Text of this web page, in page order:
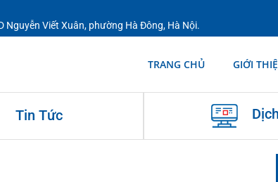
Nguyễn Viết Xuân, phường Hà Đông, Hà Nội.
TRANG CHỦ GIỚI
Tin Tức